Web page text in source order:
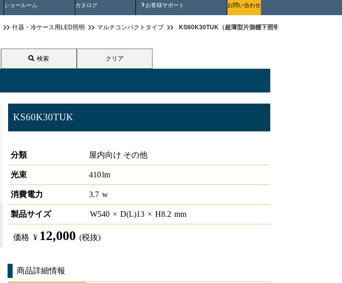
ショールーム カタログ お客様サポート
安全にご使用いただくためにお問い合わせ
什器・冷ケース用LED照明 マルチコンパクトタイプ KS60K30TUK（超薄型片側棚下照明 W600用 3000K 渡り
検索 クリア
KS60K30TUK
分類
屋内向け その他
光束 410lm
消費電力 3.7 w
製品サイズ W540 × D(L)13 × H8.2 mm
価格 ¥ 12,000 (税抜)
商品詳細情報